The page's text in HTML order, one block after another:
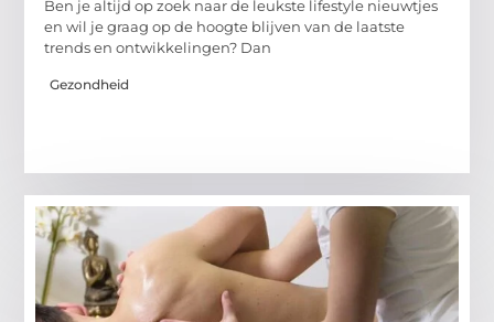
Ben je altijd op zoek naar de leukste lifestyle nieuwtjes
en wil je graag op de hoogte blijven van de laatste
trends en ontwikkelingen? Dan
Gezondheid